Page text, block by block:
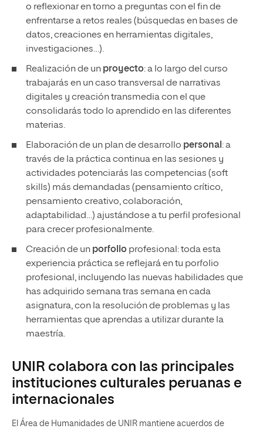
o reflexionar en torno a preguntas con el fin de
enfrentarse a retos reales (búsquedas en bases de
datos, creaciones en herramientas digitales,
investigaciones…).
Realización de un proyecto: a lo largo del curso
trabajarás en un caso transversal de narrativas
digitales y creación transmedia con el que
consolidarás todo lo aprendido en las diferentes
materias.
Elaboración de un plan de desarrollo personal : a
través de la práctica continua en las sesiones y
actividades potenciarás las competencias (soft
skills) más demandadas (pensamiento crítico,
pensamiento creativo, colaboración,
adaptabilidad…) ajustándose a tu perfil profesional
para crecer profesionalmente.
Creación de un porfolio profesional: toda esta
experiencia práctica se reflejará en tu porfolio
profesional, incluyendo las nuevas habilidades que
has adquirido semana tras semana en cada
asignatura, con la resolución de problemas y las
herramientas que aprendas a utilizar durante la
maestría.
UNIR colabora con las principales
instituciones culturales peruanas e
internacionales
El Área de Humanidades de UNIR mantiene acuerdos de